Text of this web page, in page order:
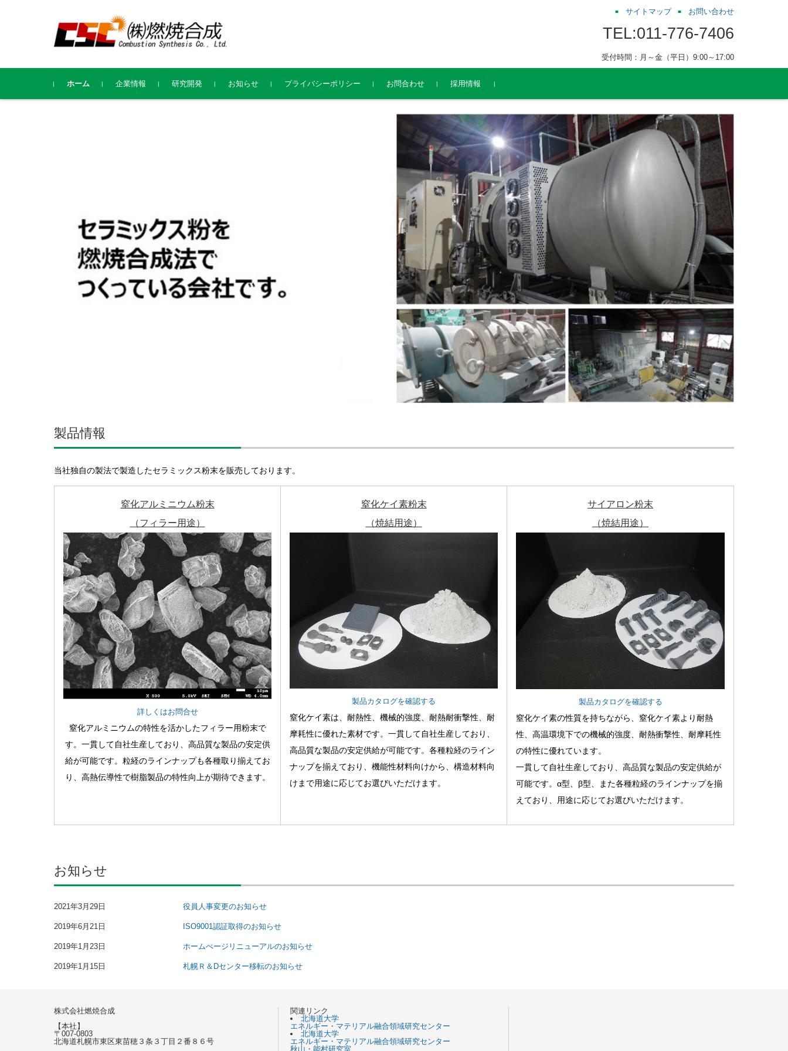
サイトマップ お問い合わせ
TEL:011-776-7406
受付時間：月～金（平日）9:00～17:00
コンテンツに移動
ホーム
企業情報 研究開発 お知らせ プライバシーポリシー お問合わせ 採用情報
製品情報
当社独自の製法で製造したセラミックス粉末を販売しております。
窒化アルミニウム粉末
（フィラー用途）
詳しくはお問合せ
窒化アルミニウムの特性を活かしたフィラー用粉末で
す。一貫して自社生産しており、高品質な製品の安定供
給が可能です。粒経のラインナップも各種取り揃えてお
り、高熱伝導性で樹脂製品の特性向上が期待できます。
窒化ケイ素粉末
（焼結用途）
製品カタログを確認する
窒化ケイ素は、耐熱性、機械的強度、耐熱耐衝撃性、耐
摩耗性に優れた素材です。一貫して自社生産しており、
高品質な製品の安定供給が可能です。各種粒経のライン
ナップを揃えており、機能性材料向けから、構造材料向
けまで用途に応じてお選びいただけます。
サイアロン粉末
（焼結用途）
製品カタログを確認する
窒化ケイ素の性質を持ちながら、窒化ケイ素より耐熱
性、高温環境下での機械的強度、耐熱衝撃性、耐摩耗性
の特性に優れています。
一貫して自社生産しており、高品質な製品の安定供給が
可能です。α型、β型、また各種粒経のラインナップを揃
えており、用途に応じてお選びいただけます。
お知らせ
2021年3月29日 役員人事変更のお知らせ
2019年6月21日 ISO9001認証取得のお知らせ
2019年1月23日 ホームぺージリニューアルのお知らせ
2019年1月15日 札幌Ｒ＆Dセンター移転のお知らせ
株式会社燃焼合成
【本社】
〒007-0803
北海道札幌市東区東苗穂３条３丁目２番８６号
関連リンク
北海道大学
エネルギー・マテリアル融合領域研究センター
北海道大学
エネルギー・マテリアル融合領域研究センター
秋山・能村研究室